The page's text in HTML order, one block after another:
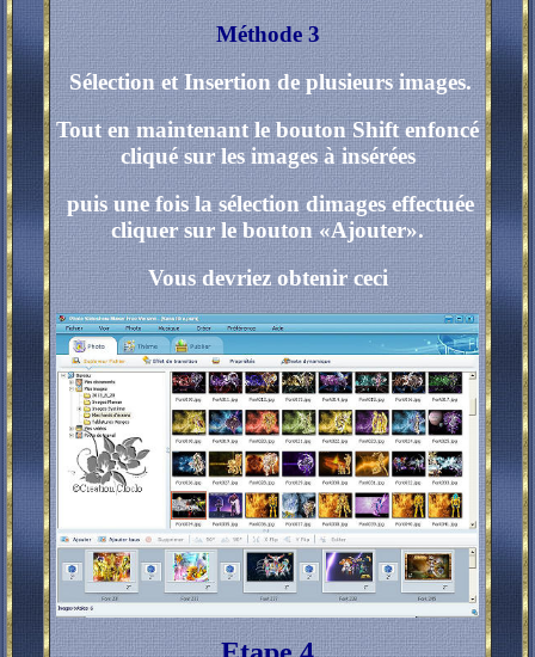
Méthode 3
Sélection et Insertion de plusieurs images.
Tout en maintenant le bouton Shift enfoncé
cliqué sur les images à insérées
puis une fois la sélection dimages effectuée
cliquer sur le bouton «Ajouter».
Vous devriez obtenir ceci